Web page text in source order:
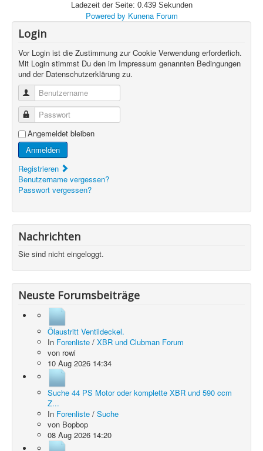
Ladezeit der Seite: 0.439 Sekunden
Powered by Kunena Forum
Login
Vor Login ist die Zustimmung zur Cookie Verwendung erforderlich.
Mit Login stimmst Du den im Impressum genannten Bedingungen
und der Datenschutzerklärung zu.
Benutzername
Passwort
Angemeldet bleiben
Anmelden
Registrieren
Benutzername vergessen?
Passwort vergessen?
Nachrichten
Sie sind nicht eingeloggt.
Neuste Forumsbeiträge
Ölaustritt Ventildeckel.
In Forenliste / XBR und Clubman Forum
von rowi
10 Aug 2026 14:34
Suche 44 PS Motor oder komplette XBR und 590 ccm
Z...
In Forenliste / Suche
von Bopbop
08 Aug 2026 14:20